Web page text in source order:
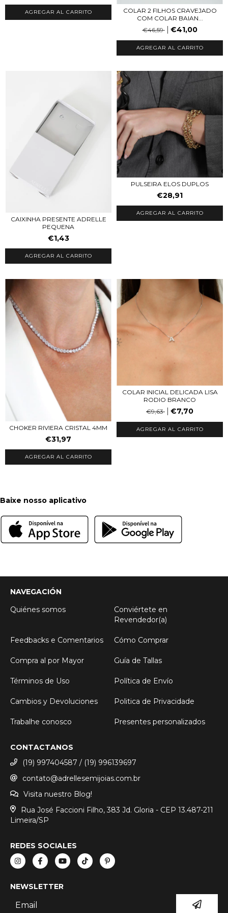
AGREGAR AL CARRITO
COLAR 2 FILHOS CRAVEJADO
COM COLAR BAIAN...
€46,59
€41,00
AGREGAR AL CARRITO
CAIXINHA PRESENTE ADRELLE
PEQUENA
€1,43
PULSEIRA ELOS DUPLOS
€28,91
CHOKER RIVIERA CRISTAL 4MM
€31,97
AGREGAR AL CARRITO
COLAR INICIAL DELICADA LISA
RODIO BRANCO
€9,63
€7,70
AGREGAR AL CARRITO
Baixe nosso aplicativo
NAVEGACIÓN
Quiénes somos
Conviértete en
Revendedor(a)
Feedbacks e Comentarios Cómo Comprar
Compra al por Mayor Guía de Tallas
Términos de Uso Política de Envío
Cambios y Devoluciones Politica de Privacidade
Trabalhe conosco Presentes personalizados
CONTACTANOS
(19) 997404587 / (19) 996139697
contato@adrellesemijoias.com.br
Visita nuestro Blog!
Rua José Faccioni Filho, 383 Jd. Gloria - CEP 13.487-211
Limeira/SP
REDES SOCIALES
NEWSLETTER